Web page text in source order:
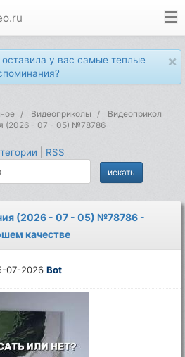
×
у вас самые теплые
Видеоприколы
Видеоприкол
(2026 - 07 - 05) №78786
RSS
(2026 - 07 - 05) №78786 -
качестве
07-2026Bot